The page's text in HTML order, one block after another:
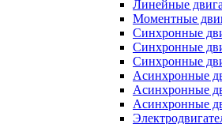
Линейные
Моментные
Синхронные
Синхронные
Синхронные
Асинхронные
Асинхронные
Асинхронные